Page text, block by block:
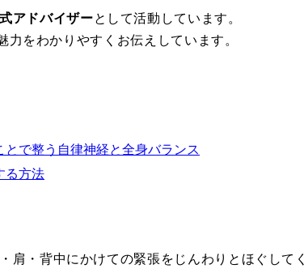
アドバイザーとして活動しています。
をわかりやすくお伝えしています。
で整う自律神経と全身バランス
る方法
肩・背中にかけての緊張をじんわりとほぐしてく